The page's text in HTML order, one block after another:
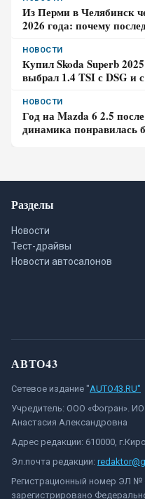
Из Перми в Челябинск
2026 года: почему
НОВОСТИ
Купил Skoda Superb
выбрал 1.4 TSI с DSG и
НОВОСТИ
Год на Mazda 6 2.5
динамика понравилась
Разделы
Новости
Тест-драйвы
Новости автосалонов
АВТО43
Сетевое издание "AUTO43.RU"
Учредитель: ООО «Фогран».
Анастасия Александровна
Адрес редакции: 610000,
Эл.почта редакции:
Регистрационный номер ЭЛ №
зарегистрировано